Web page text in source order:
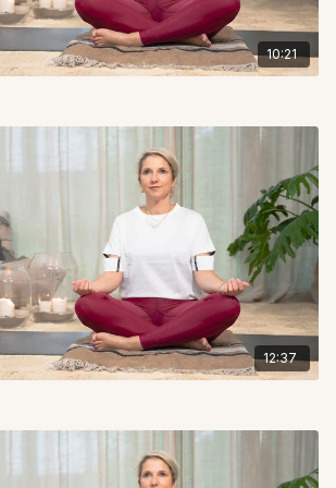
10:21
12:37